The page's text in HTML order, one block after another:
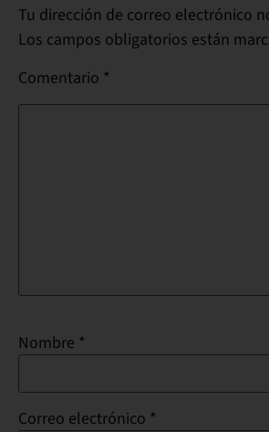
Tu dirección de correo electrónico
Los campos obligatorios están
Comentario *
Nombre *
Correo electrónico *